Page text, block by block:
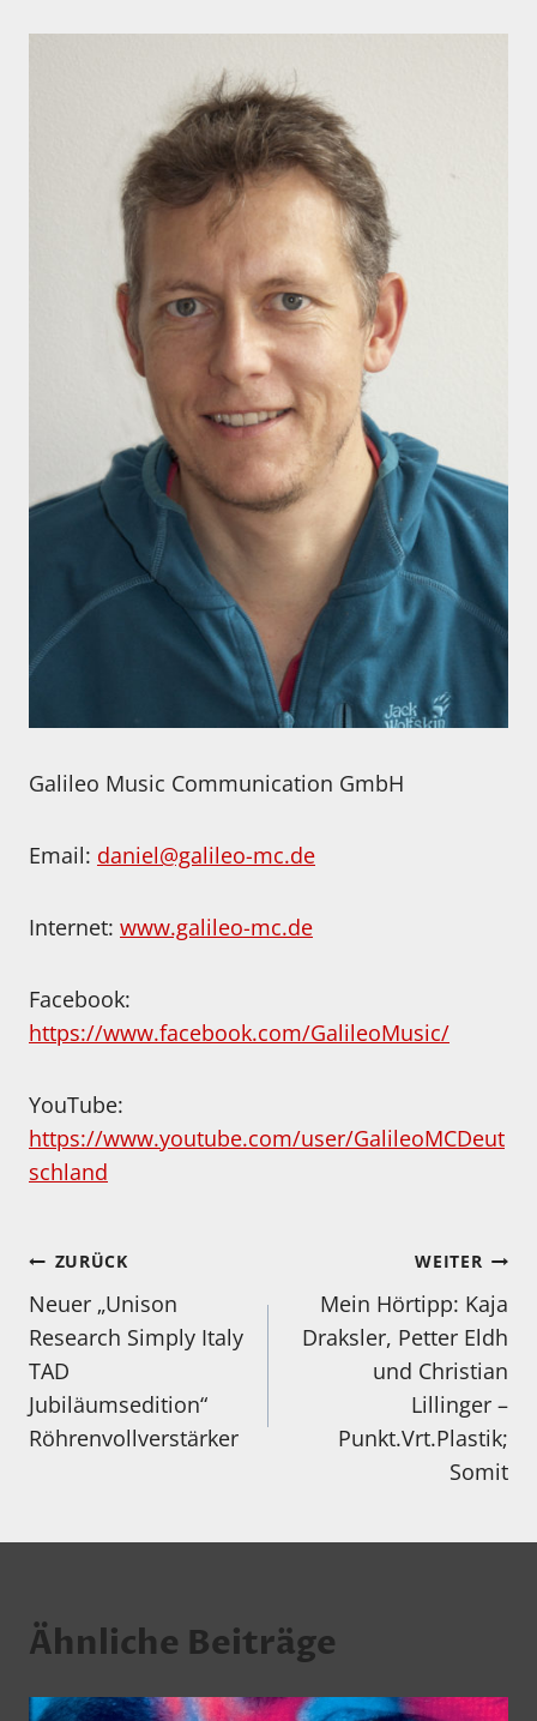
Galileo Music Communication GmbH
Email: daniel@galileo-mc.de
Internet: www.galileo-mc.de
Facebook:
https://www.facebook.com/GalileoMusic/
YouTube:
https://www.youtube.com/user/GalileoMCDeut
schland
Beitragsnavigation
ZURÜCK
Neuer „Unison
Research Simply Italy
TAD
Jubiläumsedition“
Röhrenvollverstärker
WEITER
Mein Hörtipp: Kaja
Draksler, Petter Eldh
und Christian
Lillinger –
Punkt.Vrt.Plastik;
Somit
Ähnliche Beiträge